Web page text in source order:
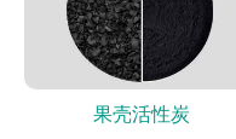
果壳活性炭